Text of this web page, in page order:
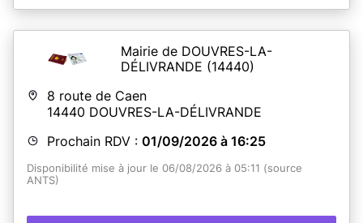
Mairie de DOUVRES-LA-
DÉLIVRANDE (14440)
8 route de Caen
14440 DOUVRES-LA-DÉLIVRANDE
Prochain RDV : 01/09/2026 à 16:25
Disponibilité mise à jour le 06/08/2026 à 05:11 (source
ANTS)